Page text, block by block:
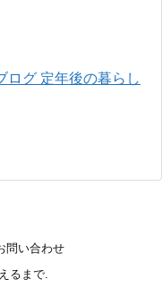
問い合わせ
るまで.